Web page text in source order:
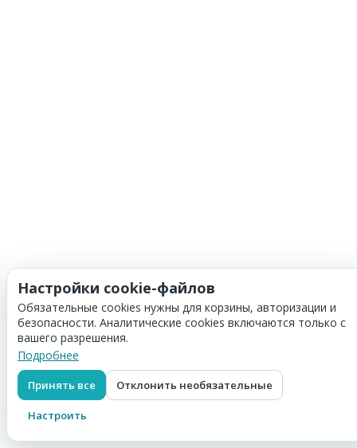
Настройки cookie-файлов
Обязательные cookies нужны для корзины, авторизации и
безопасности. Аналитические cookies включаются только с
вашего разрешения.
Подробнее
Принять все Отклонить необязательные
Настроить